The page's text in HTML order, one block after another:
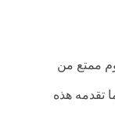
ممتع من
تقدمه هذه